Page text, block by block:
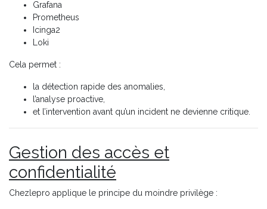
Grafana
Prometheus
Icinga2
Loki
Cela permet :
la détection rapide des anomalies,
l’analyse proactive,
et l’intervention avant qu’un incident ne devienne critique.
Gestion des accès et
confidentialité
Chezlepro applique le principe du moindre privilège :